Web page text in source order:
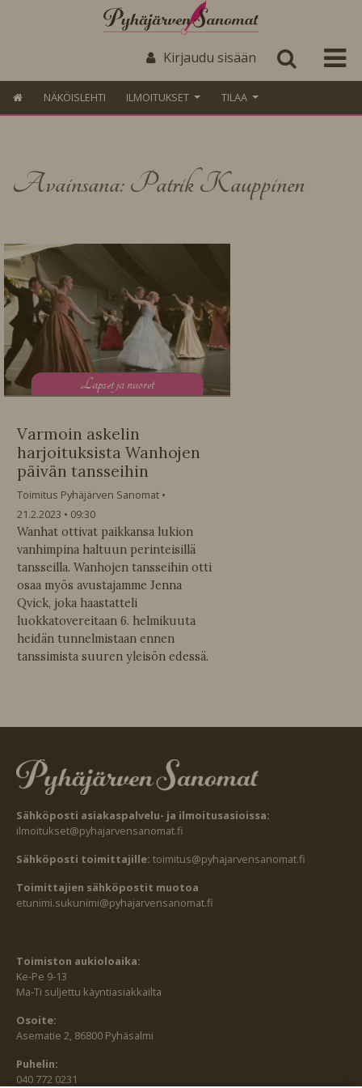
Kirjaudu sisään
NÄKÖISLEHTI ILMOITUKSET TILAA
Avainsana: Patrik Kauppinen
Lapset ja nuoret
Varmoin askelin
harjoituksista Wanhojen
päivän tansseihin
Toimitus Pyhäjärven Sanomat
21.2.2023
09:30
Wanhat ottivat paikkansa lukion
vanhimpina haltuun perinteisillä
tansseilla. Wanhojen tansseihin otti
osaa myös avustajamme Jenna
Qvick, joka haastatteli
luokkatovereitaan 6. helmikuuta
heidän tunnelmistaan ennen
tanssimista suuren yleisön edessä.
Sähköposti asiakaspalvelu- ja ilmoitusasioissa:
ilmoitukset@pyhajarvensanomat.fi
Sähköposti toimittajille: toimitus@pyhajarvensanomat.fi
Toimittajien sähköpostit muotoa
etunimi.sukunimi@pyhajarvensanomat.fi
Toimiston aukioloaika:
Ke-Pe 9-13
Ma-Ti suljettu käyntiasiakkailta
Osoite:
Asematie 2, 86800 Pyhäsalmi
Puhelin:
040 772 0231